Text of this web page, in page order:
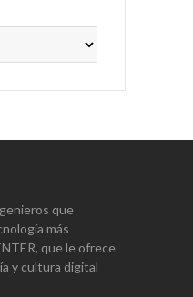
que
más
que le ofrece
y cultura digital